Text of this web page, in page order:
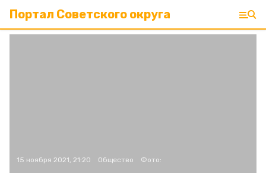
Портал Советского округа
15 ноября 2021, 21:20 Общество Фото: